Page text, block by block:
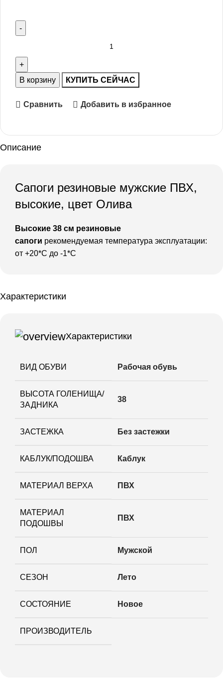
В корзину КУПИТЬ СЕЙЧАС
Сравнить Добавить в избранное
Описание
Сапоги резиновые мужские ПВХ,
высокие, цвет Олива
Высокие 38 см резиновые
сапоги рекомендуемая температура эксплуатации:
от +20*С до -1*С
Характеристики
Характеристики
ВИД ОБУВИ Рабочая обувь
ВЫСОТА ГОЛЕНИЩА/
ЗАДНИКА
38
ЗАСТЕЖКА Без застежки
КАБЛУК/ПОДОШВА Каблук
МАТЕРИАЛ ВЕРХА ПВХ
МАТЕРИАЛ
ПОДОШВЫ
ПВХ
ПОЛ Мужской
СЕЗОН Лето
СОСТОЯНИЕ Новое
ПРОИЗВОДИТЕЛЬ